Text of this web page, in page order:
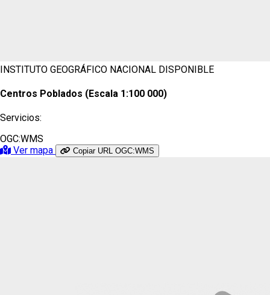
INSTITUTO GEOGRÁFICO NACIONAL DISPONIBLE
Centros Poblados (Escala 1:100 000)
Servicios:
OGC:WMS
Ver mapa
Copiar URL OGC:WMS